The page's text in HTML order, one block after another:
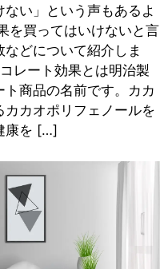
い」という声もあるよ
を買ってはいけないと言
どについて紹介しま
レート効果とは明治製
商品の名前です。カカ
カオポリフェノールを
康を […]